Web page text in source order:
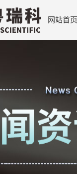
网站首页